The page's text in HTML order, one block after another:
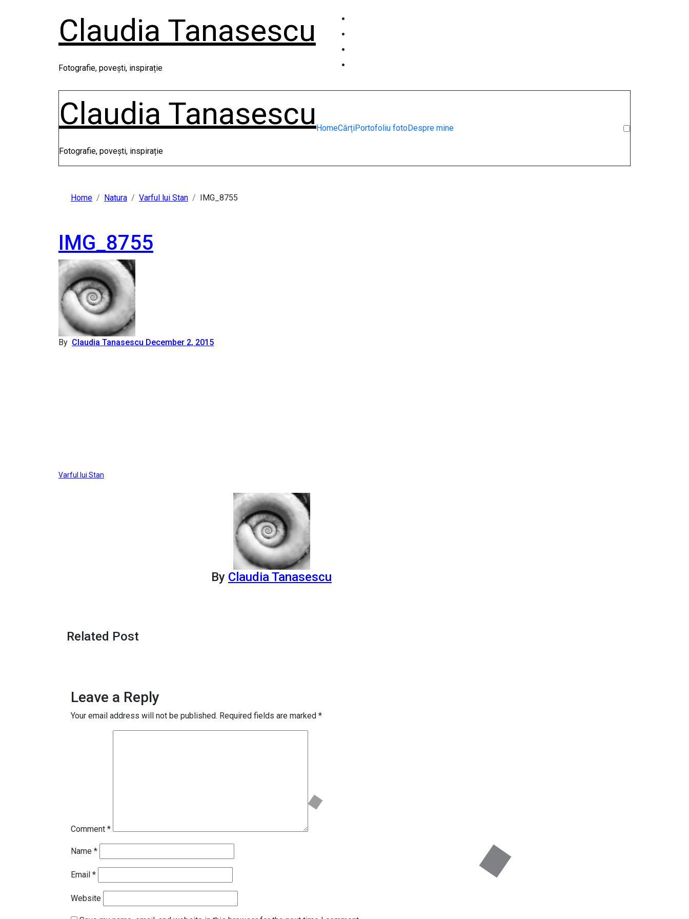
Claudia Tanasescu
Fotografie, povești, inspirație
Claudia Tanasescu
Fotografie, povești, inspirație
HomeCărțiPortofoliu fotoDespre mine
Home Natura Varful lui Stan IMG_8755
IMG_8755
By Claudia Tanasescu December 2, 2015
Post
Varful lui Stan
By Claudia Tanasescu
Related Post
Leave a Reply
Your email address will not be published. Required fields are marked *
Comment *
Name *
Email *
Website